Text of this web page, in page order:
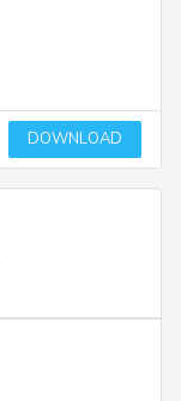
DOWNLOAD